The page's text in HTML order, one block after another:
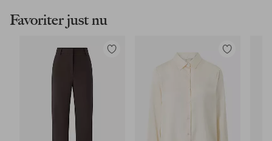
Favoriter just nu
Lägg
Lägg
i